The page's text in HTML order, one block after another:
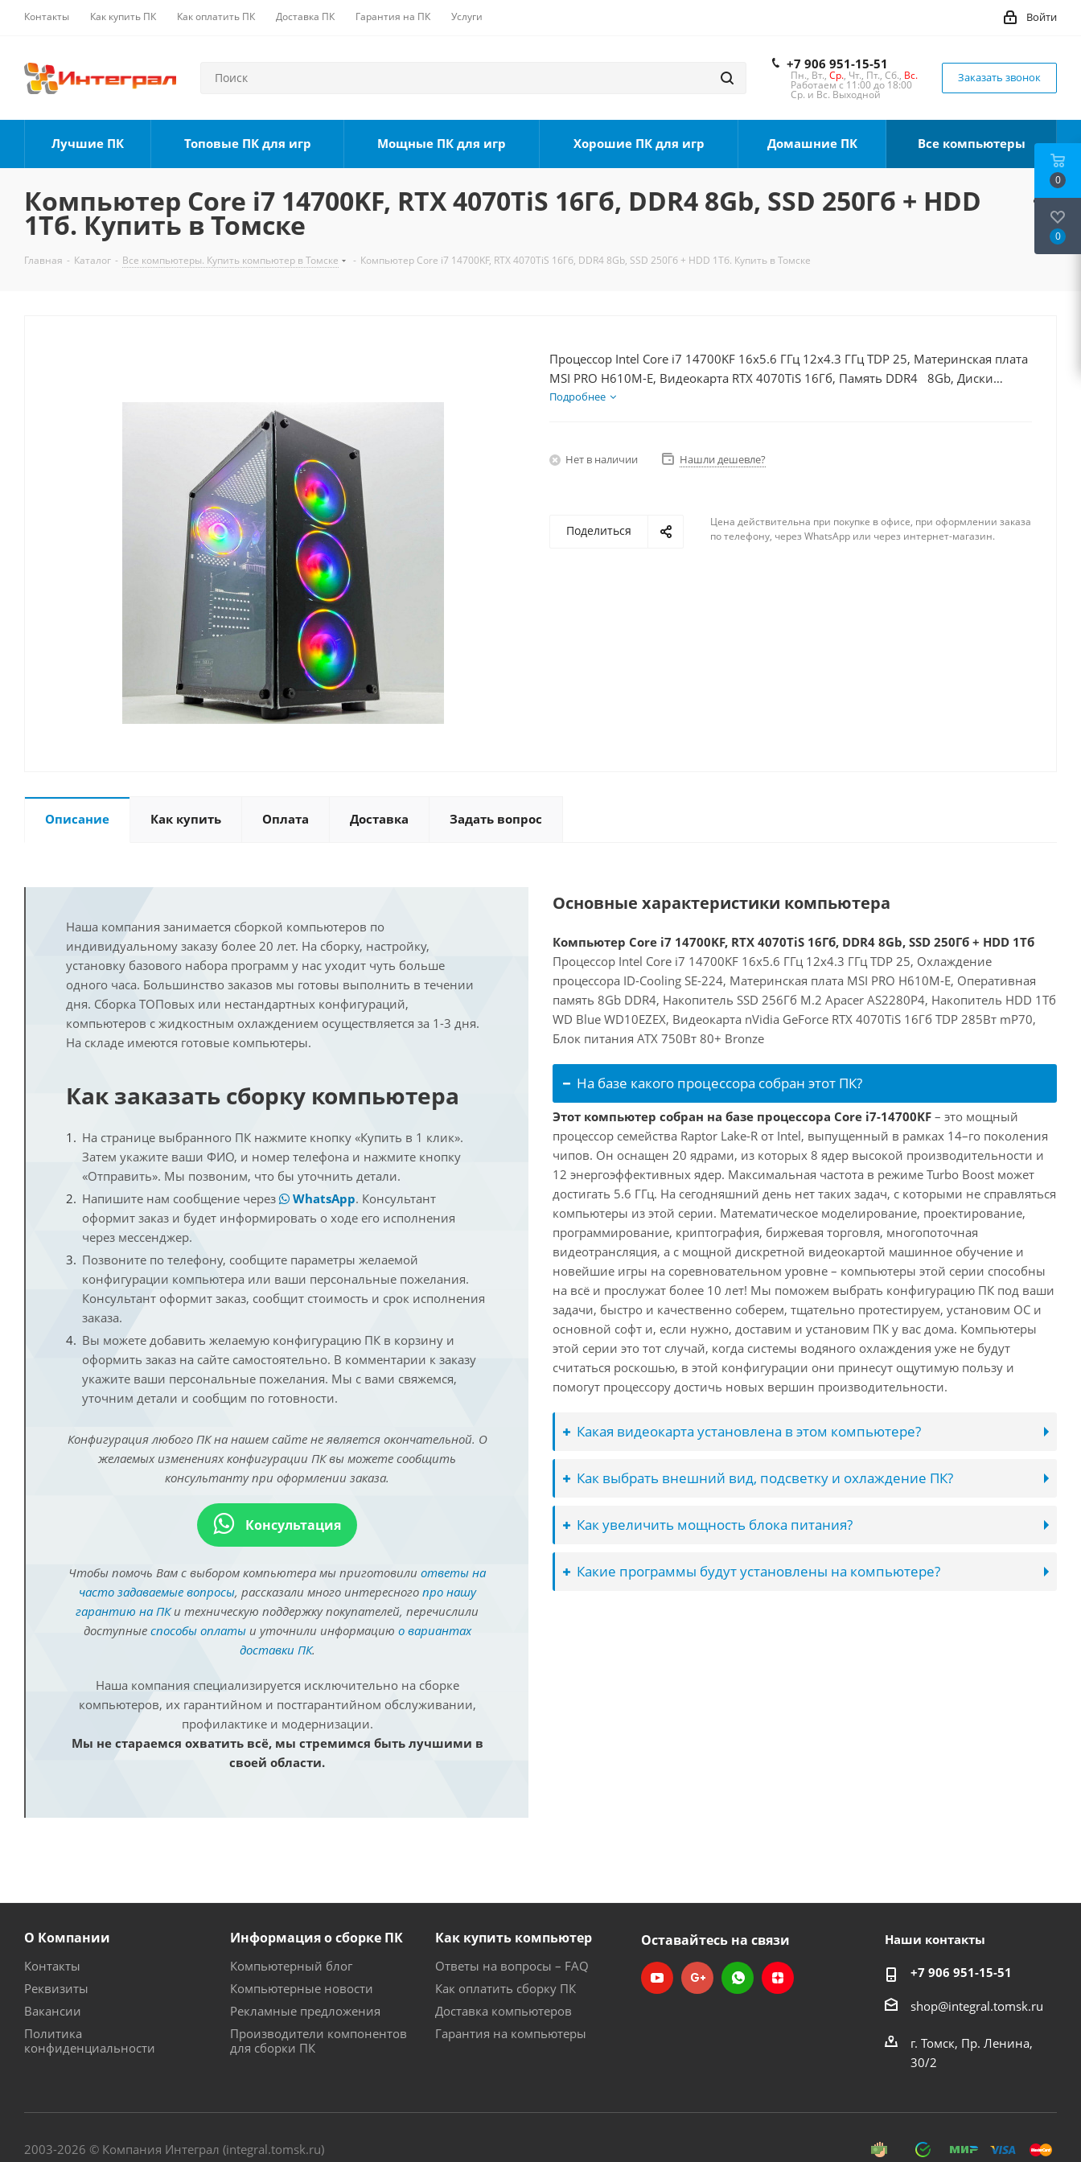
Контакты Как купить ПК Как оплатить ПК Доставка ПК Гарантия на ПК Услуги Войти
+7 906 951-15-51
Пн., Вт., Ср., Чт., Пт., Сб., Вс.
Работаем с 11:00 до 18:00
Ср. и Вс. Выходной
Заказать звонок
Лучшие ПК Топовые ПК для игр Мощные ПК для игр Хорошие ПК для игр Домашние ПК Все компьютеры
Компьютер Core i7 14700KF, RTX 4070TiS 16Гб, DDR4 8Gb, SSD 250Гб + HDD
1Тб. Купить в Томске
Главная - Каталог - Все компьютеры. Купить компьютер в Томске - Компьютер Core i7 14700KF, RTX 4070TiS 16Гб, DDR4 8Gb, SSD 250Гб + HDD 1Тб. Купить в Томске
Процессор Intel Core i7 14700KF 16x5.6 ГГц 12x4.3 ГГц TDP 25, Материнская плата
MSI PRO H610M-E, Видеокарта RTX 4070TiS 16Гб, Память DDR4 8Gb, Диски
SSD 250Гб + HDD 1Тб, БП 750Вт
Подробнее
Нет в наличии Нашли дешевле?
Поделиться
Цена действительна при покупке в офисе, при оформлении заказа
по телефону, через WhatsApp или через интернет-магазин.
Описание Как купить Оплата Доставка Задать вопрос
Наша компания занимается сборкой компьютеров по
индивидуальному заказу более 20 лет. На сборку, настройку,
установку базового набора программ у нас уходит чуть больше
одного часа. Большинство заказов мы готовы выполнить в течении
дня. Сборка ТОПовых или нестандартных конфигураций,
компьютеров с жидкостным охлаждением осуществляется за 1-3 дня.
На складе имеются готовые компьютеры.
Как заказать сборку компьютера
На странице выбранного ПК нажмите кнопку «Купить в 1 клик».
Затем укажите ваши ФИО, и номер телефона и нажмите кнопку
«Отправить». Мы позвоним, что бы уточнить детали.
Напишите нам сообщение через
WhatsApp. Консультант
оформит заказ и будет информировать о ходе его исполнения
через мессенджер.
Позвоните по телефону, сообщите параметры желаемой
конфигурации компьютера или ваши персональные пожелания.
Консультант оформит заказ, сообщит стоимость и срок исполнения
заказа.
Вы можете добавить желаемую конфигурацию ПК в корзину и
оформить заказ на сайте самостоятельно. В комментарии к заказу
укажите ваши персональные пожелания. Мы с вами свяжемся,
уточним детали и сообщим по готовности.
Конфигурация любого ПК на нашем сайте не является окончательной. О
желаемых изменениях конфигурации ПК вы можете сообщить
консультанту при оформлении заказа.
Консультация
Чтобы помочь Вам с выбором компьютера мы приготовили ответы на
часто задаваемые вопросы, рассказали много интересного про нашу
гарантию на ПКи техническую поддержку покупателей, перечислили
доступные способы оплатыи уточнили информацию о вариантах
доставки ПК.
Наша компания специализируется исключительно на сборке
компьютеров, их гарантийном и постгарантийном обслуживании,
профилактике и модернизации.
Мы не стараемся охватить всё, мы стремимся быть лучшими в
своей области.
Основные характеристики компьютера
Компьютер Core i7 14700KF, RTX 4070TiS 16Гб, DDR4 8Gb, SSD 250Гб + HDD 1Тб
Процессор Intel Core i7 14700KF 16x5.6 ГГц 12x4.3 ГГц TDP 25, Охлаждение
процессора ID-Cooling SE-224, Материнская плата MSI PRO H610M-E, Оперативная
память 8Gb DDR4, Накопитель SSD 256Гб M.2 Apacer AS2280P4, Накопитель HDD 1Тб
WD Blue WD10EZEX, Видеокарта nVidia GeForce RTX 4070TiS 16Гб TDP 285Вт mP70,
Блок питания ATX 750Вт 80+ Bronze
На базе какого процессора собран этот ПК?
Этот компьютер собран на базе процессора Core i7-14700KF – это мощный
процессор семейства Raptor Lake-R от Intel, выпущенный в рамках 14–го поколения
чипов. Он оснащен 20 ядрами, из которых 8 ядер высокой производительности и
12 энергоэффективных ядер. Максимальная частота в режиме Turbo Boost может
достигать 5.6 ГГц. На сегодняшний день нет таких задач, с которыми не справляться
компьютеры из этой серии. Математическое моделирование, проектирование,
программирование, криптография, биржевая торговля, многопоточная
видеотрансляция, а с мощной дискретной видеокартой машинное обучение и
новейшие игры на соревновательном уровне – компьютеры этой серии способны
на всё и прослужат более 10 лет! Мы поможем выбрать конфигурацию ПК под ваши
задачи, быстро и качественно соберем, тщательно протестируем, установим ОС и
основной софт и, если нужно, доставим и установим ПК у вас дома. Компьютеры
этой серии это тот случай, когда системы водяного охлаждения уже не будут
считаться роскошью, в этой конфигурации они принесут ощутимую пользу и
помогут процессору достичь новых вершин производительности.
Какая видеокарта установлена в этом компьютере?
Как выбрать внешний вид, подсветку и охлаждение ПК?
Как увеличить мощность блока питания?
Какие программы будут установлены на компьютере?
О Компании
Контакты
Реквизиты
Вакансии
Политика
конфиденциальности
Информация о сборке ПК
Компьютерный блог
Компьютерные новости
Рекламные предложения
Производители компонентов
для сборки ПК
Как купить компьютер
Ответы на вопросы – FAQ
Как оплатить сборку ПК
Доставка компьютеров
Гарантия на компьютеры
Оставайтесь на связи Наши контакты
+7 906 951-15-51
shop@integral.tomsk.ru
г. Томск, Пр. Ленина,
30/2
2003-2026 © Компания Интеграл (integral.tomsk.ru)
0
0